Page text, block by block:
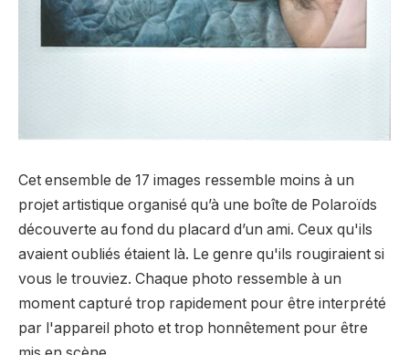
Cet ensemble de 17 images ressemble moins à un
projet artistique organisé qu’à une boîte de Polaroïds
découverte au fond du placard d’un ami. Ceux qu'ils
avaient oubliés étaient là. Le genre qu'ils rougiraient si
vous le trouviez. Chaque photo ressemble à un
moment capturé trop rapidement pour être interprété
par l'appareil photo et trop honnêtement pour être